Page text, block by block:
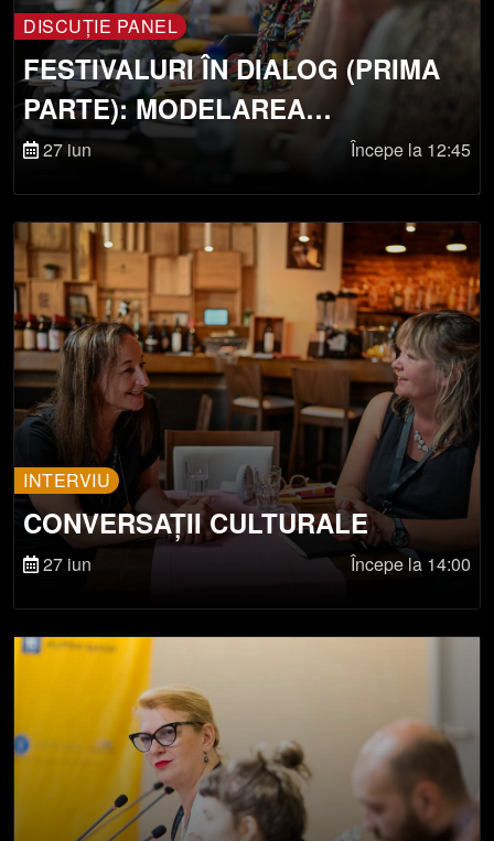
DISCUȚIE PANEL
FESTIVALURI ÎN DIALOG (PRIMA
PARTE): MODELAREA
SOCIETĂȚILOR PRIN SCHIMBUL
DE ARTĂ
27 iun Începe la 12:45
INTERVIU
CONVERSAȚII CULTURALE
27 iun Începe la 14:00